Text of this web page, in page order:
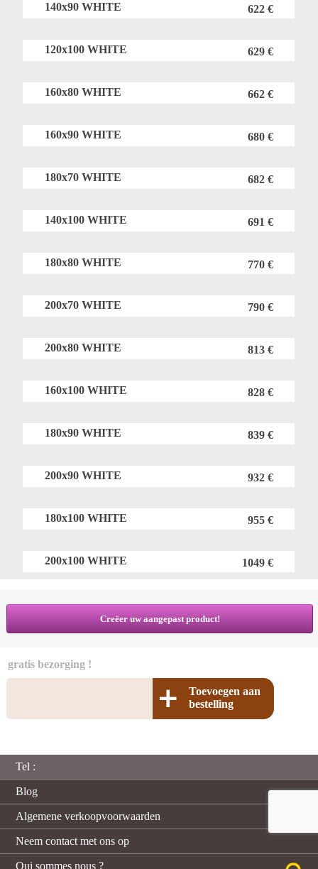
140x90 WHITE 622 €
120x100 WHITE 629 €
160x80 WHITE 662 €
160x90 WHITE 680 €
180x70 WHITE 682 €
140x100 WHITE 691 €
180x80 WHITE 770 €
200x70 WHITE 790 €
200x80 WHITE 813 €
160x100 WHITE 828 €
180x90 WHITE 839 €
200x90 WHITE 932 €
180x100 WHITE 955 €
200x100 WHITE 1049 €
Creëer uw aangepast product!
gratis bezorging !
Toevoegen aan
bestelling
Tel :
Blog
Algemene verkoopvoorwaarden
Neem contact met ons op
Qui sommes nous ?